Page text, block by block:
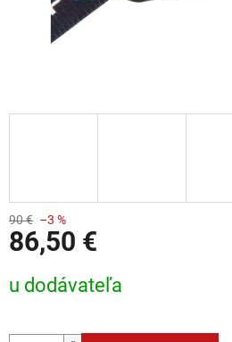
90 € –3 %
86,50 €
u dodávateľa